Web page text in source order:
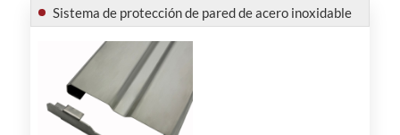
Sistema de protección de pared de acero inoxidable